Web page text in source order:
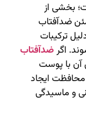
بخشی از
ضدآفتاب
ترکیبات
اگر ضدآفتاب
آن با پوست
ایجاد
و ماسیدگی